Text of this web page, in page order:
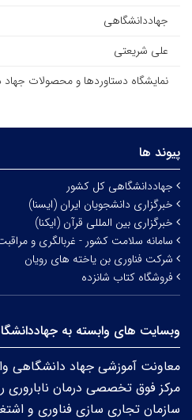
جهاددانشگاهی
علی شریعتی
نمایشگاه دستاوردها و محصولات
پیوند ها
جهاددانشگاهی کل کشور
خبرگزاری دانشجویان ایران (ایسنا)
خبرگزاری بین المللی قرآن (ایکنا)
سامانه سلامت کشور - غربالگری و
شرکت فناوری بن یاخته های رویان
فروشگاه کتاب شانزده
وبسایت های وابسته به
معاونت آموزشی جهاد دانشگاهی
مرکز فوق تخصصی درمان ناباروری
سازمان تجاری سازی فناوری و